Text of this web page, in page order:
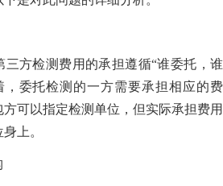
三方检测费用的承担遵循“谁委托，谁
，委托检测的一方需要承担相应的费
可以指定检测单位，但实际承担费用
上。